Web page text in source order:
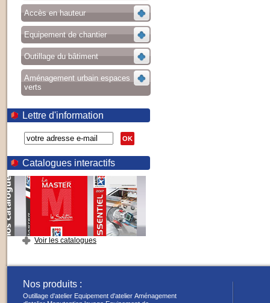
Accès en hauteur
Equipement de chantier
Outillage du bâtiment
Aménagement urbain espaces
verts
Lettre d'information
OK
Catalogues interactifs
Voir les catalogues
Nos produits :
Outillage d'atelier Equipement d'atelier Aménagement